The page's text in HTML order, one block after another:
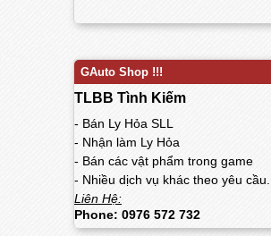
GAuto Shop !!!
TLBB Tình Kiếm
- Bán Ly Hỏa SLL
- Nhận làm Ly Hỏa
- Bán các vật phẩm trong game
- Nhiều dịch vụ khác theo yêu cầu...
Liên Hệ:
Phone: 0976 572 732